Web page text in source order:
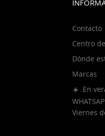
Contacto
Centro
Dónde
Marcas
☀️ En
Viernes